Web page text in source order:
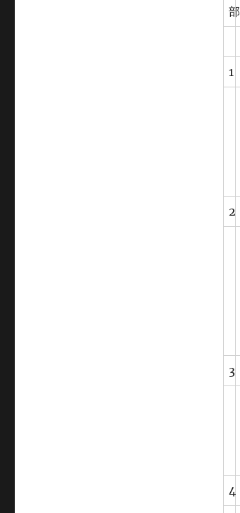
部
1
2
3
4